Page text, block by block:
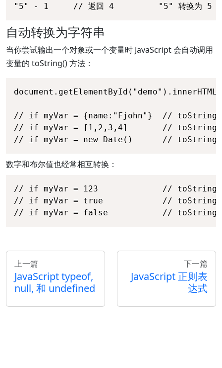
自动转换为字符串
当你尝试输出一个对象或一个变量时 JavaScript 会自动调用
变量的 toString() 方法：
document.getElementById("demo").innerHTML
// if myVar = {name:"Fjohn"}  // toString
// if myVar = [1,2,3,4]       // toString
// if myVar = new Date()      // toString 转
数字和布尔值也经常相互转换：
// if myVar = 123             // toString 转
// if myVar = true            // toString
// if myVar = false           // toString
上一篇
JavaScript typeof,
null, 和 undefined
下一篇
JavaScript 正则表
达式